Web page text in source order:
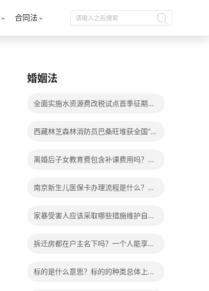
合同法
婚姻法
全面实施水资源费改税试点首季征期整
西藏林芝森林消防员巴桑旺堆获全国“火
离婚后子女教育费包含补课费用吗？离
南京新生儿医保卡办理流程是什么？办
家暴受害人应该采取哪些措施维护自己
拆迁房都在户主名下吗？一个人能享受
标的是什么意思？标的的种类总体上包